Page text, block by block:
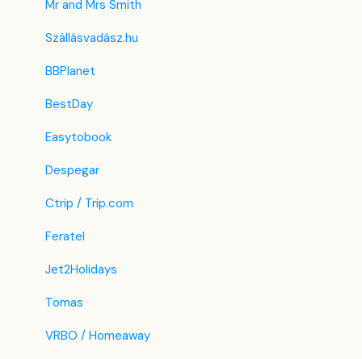
Mr and Mrs Smith
Szállásvadász.hu
BBPlanet
BestDay
Easytobook
Despegar
Ctrip / Trip.com
Feratel
Jet2Holidays
Tomas
VRBO / Homeaway